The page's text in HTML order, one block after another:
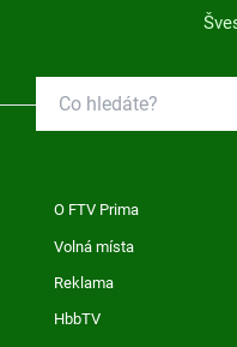
O FTV Prima
Volná místa
Reklama
HbbTV